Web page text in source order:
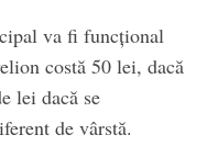
va fi funcțional
costă 50 lei, dacă
lei dacă se
de vârstă.